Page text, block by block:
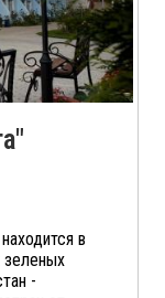
в
зеленых
-